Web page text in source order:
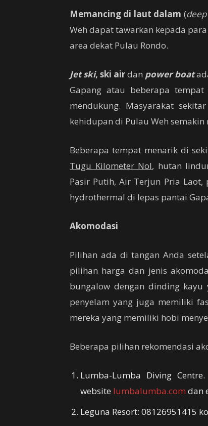
Memancing di laut dalam (deep
Weh dapat tawarkan kepada
area dekat Pulau Rondo.
Jet ski, ski airdan power boat
Gapang atau beberapa
mendukung. Masyarakat
kehidupan di Pulau Weh
Beberapa tempat menarik di
Tugu Kilometer Nol, hutan
Pasir Putih, Air Terjun Pria
hydrothermal di lepas pantai
Akomodasi
Pilihan ada di tangan Anda
pilihan harga dan jenis
bungalow dengan dinding kayu
penyelam yang juga memiliki
mereka yang memiliki hobi
Beberapa pilihan rekomendasi
Lumba-Lumba Diving
website lumbalumba.com dan
Leguna Resort: 08126951415